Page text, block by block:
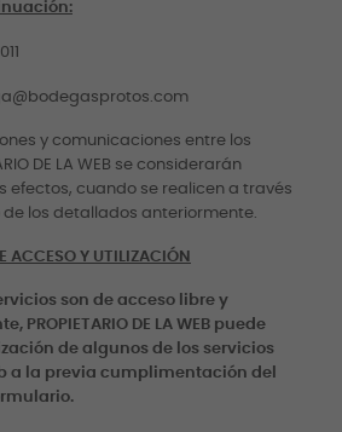
y comunicaciones entre los
DE LA WEB se considerarán
efectos, cuando se realicen a través
los detallados anteriormente.
ACCESO Y UTILIZACIÓN
son de acceso libre y
PROPIETARIO DE LA WEB puede
de algunos de los servicios
a la previa cumplimentación del